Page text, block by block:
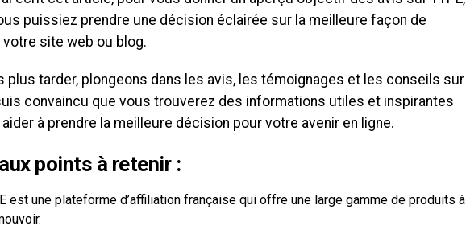
puissiez prendre une décision éclairée sur la meilleure façon de
site web ou blog.
plus tarder, plongeons dans les avis, les témoignages et les conseils sur
convaincu que vous trouverez des informations utiles et inspirantes
à prendre la meilleure décision pour votre avenir en ligne.
points à retenir :
est une plateforme d’affiliation française qui offre une large gamme de produits à